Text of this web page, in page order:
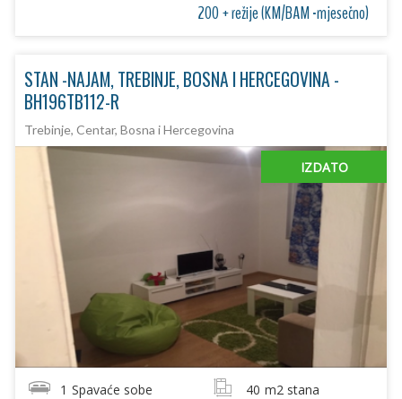
200 + režije (KM/BAM -mjesečno)
STAN -NAJAM, TREBINJE, BOSNA I HERCEGOVINA -
BH196TB112-R
Trebinje, Centar, Bosna i Hercegovina
IZDATO
1 Spavaće sobe 40 m2 stana